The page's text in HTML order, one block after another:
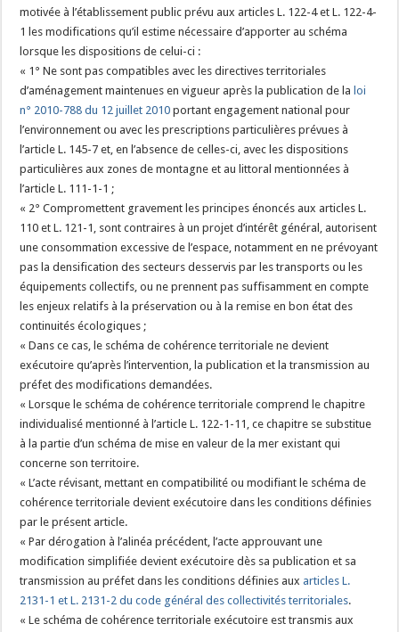
motivée à l’établissement public prévu aux articles L. 122-4 et L. 122-4-
1 les modifications qu’il estime nécessaire d’apporter au schéma
lorsque les dispositions de celui-ci :
« 1° Ne sont pas compatibles avec les directives territoriales
d’aménagement maintenues en vigueur après la publication de la loi
n° 2010-788 du 12 juillet 2010 portant engagement national pour
l’environnement ou avec les prescriptions particulières prévues à
l’article L. 145-7 et, en l’absence de celles-ci, avec les dispositions
particulières aux zones de montagne et au littoral mentionnées à
l’article L. 111-1-1 ;
« 2° Compromettent gravement les principes énoncés aux articles L.
110 et L. 121-1, sont contraires à un projet d’intérêt général, autorisent
une consommation excessive de l’espace, notamment en ne prévoyant
pas la densification des secteurs desservis par les transports ou les
équipements collectifs, ou ne prennent pas suffisamment en compte
les enjeux relatifs à la préservation ou à la remise en bon état des
continuités écologiques ;
« Dans ce cas, le schéma de cohérence territoriale ne devient
exécutoire qu’après l’intervention, la publication et la transmission au
préfet des modifications demandées.
« Lorsque le schéma de cohérence territoriale comprend le chapitre
individualisé mentionné à l’article L. 122-1-11, ce chapitre se substitue
à la partie d’un schéma de mise en valeur de la mer existant qui
concerne son territoire.
« L’acte révisant, mettant en compatibilité ou modifiant le schéma de
cohérence territoriale devient exécutoire dans les conditions définies
par le présent article.
« Par dérogation à l’alinéa précédent, l’acte approuvant une
modification simplifiée devient exécutoire dès sa publication et sa
transmission au préfet dans les conditions définies aux articles L.
2131-1 et L. 2131-2 du code général des collectivités territoriales.
« Le schéma de cohérence territoriale exécutoire est transmis aux